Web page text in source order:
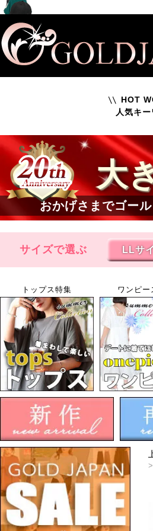
HOT
人気キ
大
おかげさまでゴー
サイズで選ぶ LLサ
トップス特集 ワンピー